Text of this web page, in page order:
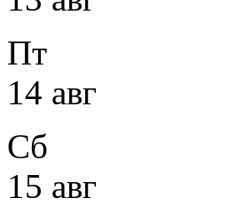
Пт
14 авг
Сб
15 авг